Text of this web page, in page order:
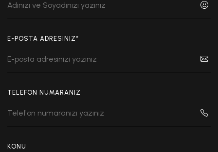
E-POSTA ADRESINIZ*
TELEFON NUMARANIZ
KONU